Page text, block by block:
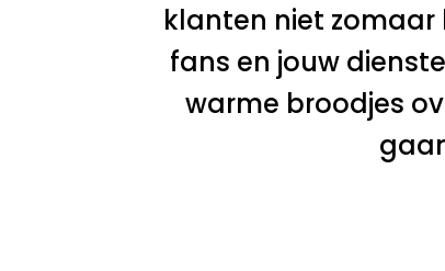
klanten niet
fans en jouw
warme broodjes